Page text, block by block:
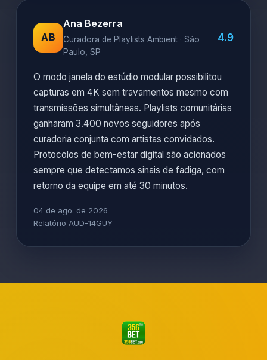
AB
Ana Bezerra
Curadora de Playlists Ambient · São
Paulo, SP
4.9
O modo janela do estúdio modular possibilitou
capturas em 4K sem travamentos mesmo com
transmissões simultâneas. Playlists comunitárias
ganharam 3.400 novos seguidores após
curadoria conjunta com artistas convidados.
Protocolos de bem-estar digital são acionados
sempre que detectamos sinais de fadiga, com
retorno da equipe em até 30 minutos.
04 de ago. de 2026
Relatório AUD-14GUY